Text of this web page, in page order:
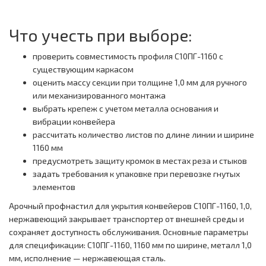
Что учесть при выборе:
проверить совместимость профиля С10ПГ-1160 с
существующим каркасом
оценить массу секции при толщине 1,0 мм для ручного
или механизированного монтажа
выбрать крепеж с учетом металла основания и
вибрации конвейера
рассчитать количество листов по длине линии и ширине
1160 мм
предусмотреть защиту кромок в местах реза и стыков
задать требования к упаковке при перевозке гнутых
элементов
Арочный профнастил для укрытия конвейеров С10ПГ-1160, 1,0,
нержавеющий закрывает транспортер от внешней среды и
сохраняет доступность обслуживания. Основные параметры
для спецификации: С10ПГ-1160, 1160 мм по ширине, металл 1,0
мм, исполнение — нержавеющая сталь.